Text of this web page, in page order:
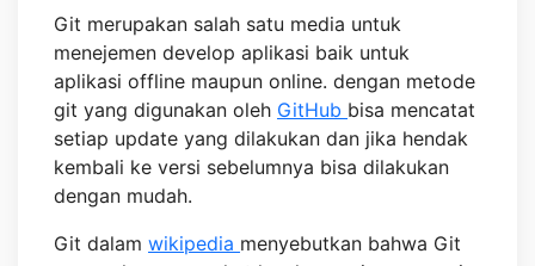
Git merupakan salah satu media untuk
menejemen develop aplikasi baik untuk
aplikasi offline maupun online. dengan metode
git yang digunakan oleh GitHub bisa mencatat
setiap update yang dilakukan dan jika hendak
kembali ke versi sebelumnya bisa dilakukan
dengan mudah.
Git dalam wikipedia menyebutkan bahwa Git